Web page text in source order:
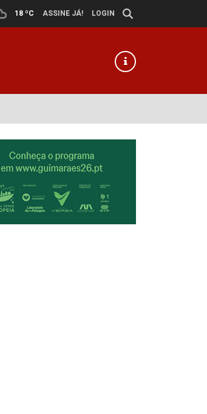
18 ºC ASSINE JÁ! LOGIN